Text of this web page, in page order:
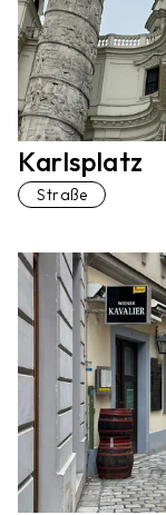
Karlsplatz
Straße